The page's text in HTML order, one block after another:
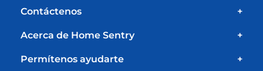
Contáctenos +
Acerca de Home Sentry +
Permítenos ayudarte +